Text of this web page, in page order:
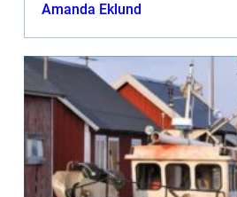
Amanda Eklund